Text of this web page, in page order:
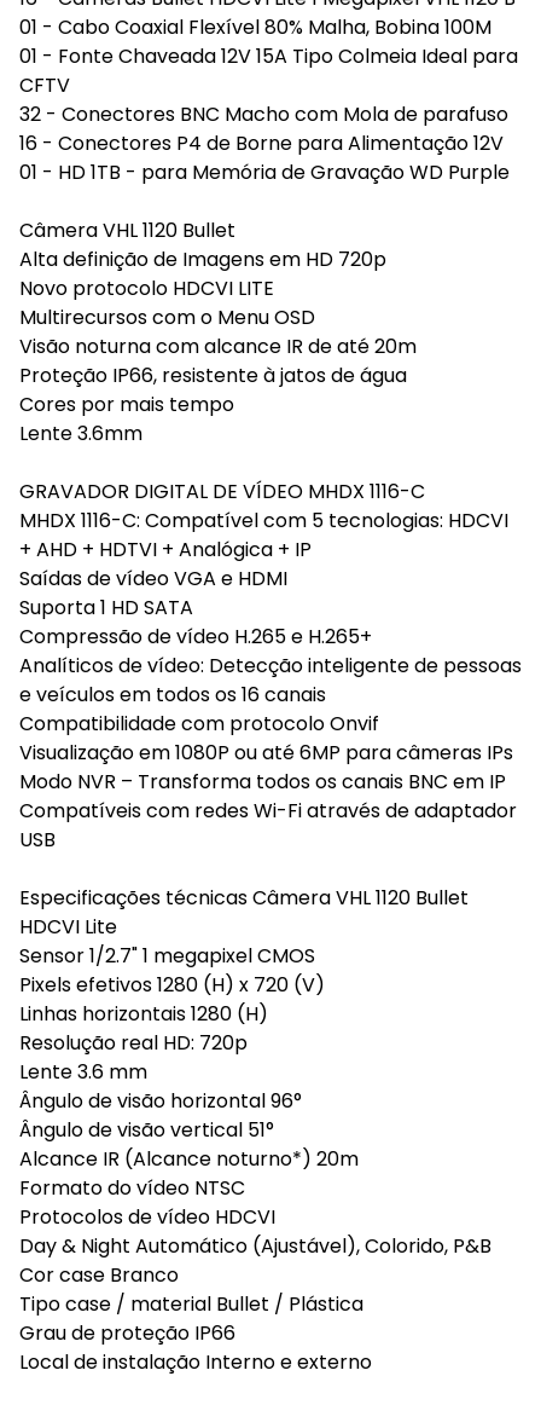
01 - Cabo Coaxial Flexível 80% Malha, Bobina 100M
01 - Fonte Chaveada 12V 15A Tipo Colmeia Ideal para
CFTV
32 - Conectores BNC Macho com Mola de parafuso
16 - Conectores P4 de Borne para Alimentação 12V
01 - HD 1TB - para Memória de Gravação WD Purple
Câmera VHL 1120 Bullet
Alta definição de Imagens em HD 720p
Novo protocolo HDCVI LITE
Multirecursos com o Menu OSD
Visão noturna com alcance IR de até 20m
Proteção IP66, resistente à jatos de água
Cores por mais tempo
Lente 3.6mm
GRAVADOR DIGITAL DE VÍDEO MHDX 1116-C
MHDX 1116-C: Compatível com 5 tecnologias: HDCVI
+ AHD + HDTVI + Analógica + IP
Saídas de vídeo VGA e HDMI
Suporta 1 HD SATA
Compressão de vídeo H.265 e H.265+
Analíticos de vídeo: Detecção inteligente de pessoas
e veículos em todos os 16 canais
Compatibilidade com protocolo Onvif
Visualização em 1080P ou até 6MP para câmeras IPs
Modo NVR – Transforma todos os canais BNC em IP
Compatíveis com redes Wi-Fi através de adaptador
USB
Especificações técnicas Câmera VHL 1120 Bullet
HDCVI Lite
Sensor 1/2.7" 1 megapixel CMOS
Pixels efetivos 1280 (H) x 720 (V)
Linhas horizontais 1280 (H)
Resolução real HD: 720p
Lente 3.6 mm
Ângulo de visão horizontal 96°
Ângulo de visão vertical 51°
Alcance IR (Alcance noturno*) 20m
Formato do vídeo NTSC
Protocolos de vídeo HDCVI
Day & Night Automático (Ajustável), Colorido, P&B
Cor case Branco
Tipo case / material Bullet / Plástica
Grau de proteção IP66
Local de instalação Interno e externo